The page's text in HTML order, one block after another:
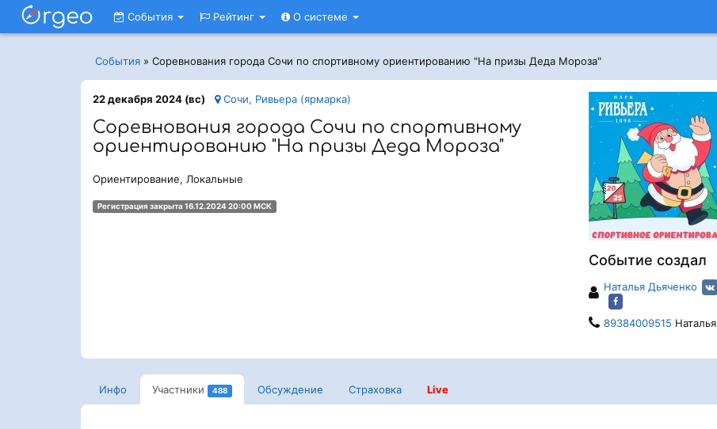
События Рейтинг О системе
События » Соревнования города Сочи по спортивному ориентированию "На призы Деда Мороза"
Событие создал
Наталья Дьяченко
89384009515 Наталья
22 декабря 2024 (вс) Сочи, Ривьера (ярмарка)
Соревнования города Сочи по спортивному
ориентированию "На призы Деда Мороза"
Ориентирование, Локальные
Регистрация закрыта 16.12.2024 20:00 МСК
Инфо Участники 488 Обсуждение Страховка Live